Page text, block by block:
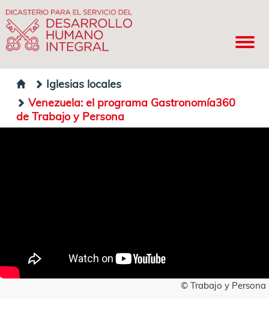
Iglesias locales
Venezuela: el programa Gastronomía360
de Trabajo y Persona
© Trabajo y Persona